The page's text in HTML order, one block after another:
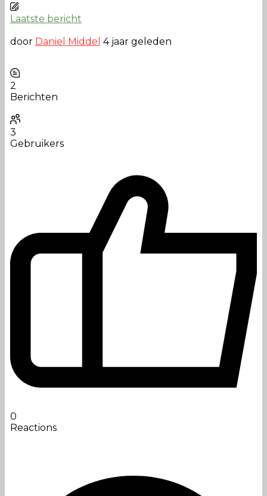
Laatste bericht
door Daniel Middel 4 jaar geleden
2
Berichten
3
Gebruikers
0
Reactions